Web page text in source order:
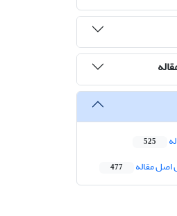
525
اصل مقاله 477